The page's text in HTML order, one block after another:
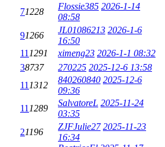
71228
Flossie385 2026-1-14
08:58
91266
JL01086213 2026-1-6
16:50
11 1291 ximeng23 2026-1-1 08:32
38737 270225 2025-12-6 13:58
11 1312
840260840 2025-12-6
09:36
11 1289
SalvatoreL 2025-11-24
03:35
21196
ZJFJulie27 2025-11-23
16:34